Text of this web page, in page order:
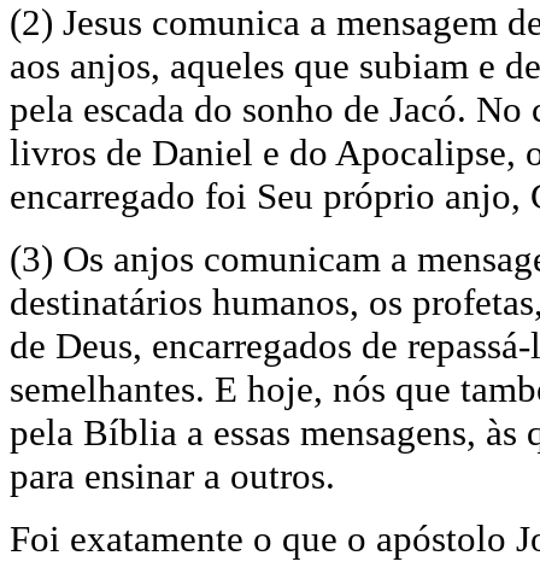
(2) Jesus comunica a mensagem
aos anjos, aqueles que subiam e
pela escada do sonho de Jacó. No
livros de Daniel e do Apocalipse,
encarregado foi Seu próprio anjo,
(3) Os anjos comunicam a
destinatários humanos, os
de Deus, encarregados de repassá-
semelhantes. E hoje, nós que
pela Bíblia a essas mensagens,
para ensinar a outros.
Foi exatamente o que o apóstolo